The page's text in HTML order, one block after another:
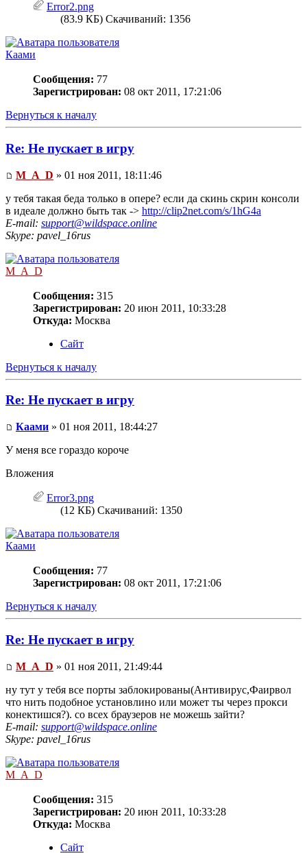
Error2.png
(83.9 КБ) Скачиваний: 1356
Каами
Сообщения: 77
Зарегистрирован: 08 окт 2011, 17:21:06
Вернуться к началу
Re: Не пускает в игру
M_A_D » 01 ноя 2011, 18:11:46
у тебя такая беда только в опере? если да скинь скрин консоли
в идеале должно быть так -> http://clip2net.com/s/1hG4a
E-mail: support@wildspace.online
Skype: pavel_16rus
M_A_D
Сообщения: 315
Зарегистрирован: 20 июн 2011, 10:33:28
Откуда: Москва
Сайт
Вернуться к началу
Re: Не пускает в игру
Каами » 01 ноя 2011, 18:44:27
У меня все гораздо короче
Вложения
Error3.png
(12 КБ) Скачиваний: 1350
Каами
Сообщения: 77
Зарегистрирован: 08 окт 2011, 17:21:06
Вернуться к началу
Re: Не пускает в игру
M_A_D » 01 ноя 2011, 21:49:44
ну тут у тебя все порты заблокированы(Антивирус,Фаирвол
что нить подобное установлино или может ты через прокси
конектишся?). со всех браузеров не можешь зайти?
E-mail: support@wildspace.online
Skype: pavel_16rus
M_A_D
Сообщения: 315
Зарегистрирован: 20 июн 2011, 10:33:28
Откуда: Москва
Сайт